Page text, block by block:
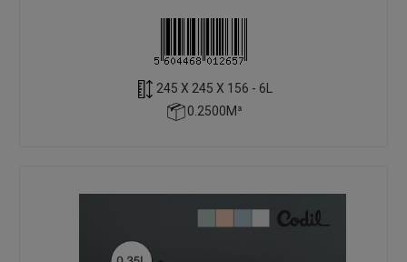
245 X 245 X 156 - 6L
0.2500M³